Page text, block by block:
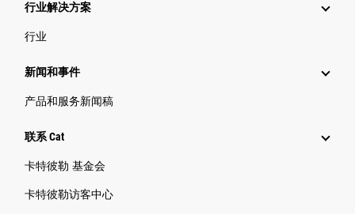
行业解决方案
行业
新闻和事件
产品和服务新闻稿
联系 Cat
卡特彼勒 基金会
卡特彼勒访客中心